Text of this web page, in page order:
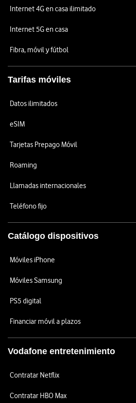
Internet 4G en casa ilimitado
Internet 5G en casa
Fibra, móvil y fútbol
Tarifas móviles
Datos ilimitados
eSIM
Tarjetas Prepago Móvil
Roaming
Llamadas internacionales
Teléfono fijo
Catálogo dispositivos
Móviles iPhone
Móviles Samsung
PS5 digital
Financiar móvil a plazos
Vodafone entretenimiento
Contratar Netflix
Contratar HBO Max